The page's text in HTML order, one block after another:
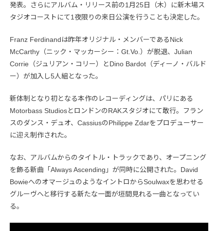
発表。さらにアルバム・リリース前の1月25日（木）に新木場ス
タジオコーストにて1夜限りの来日公演を行うことも決定した。
Franz Ferdinandは昨年オリジナル・メンバーであるNick
McCarthy（ニック・マッカーシー：Gt.Vo.）が脱退、Julian
Corrie（ジュリアン・コリー）とDino Bardot（ディーノ・バルド
ー）が加入し5人組となった。
新体制となり初となる本作のレコーディングは、パリにある
Motorbass StudiosとロンドンのRAKスタジオにて敢行。フラン
スのダンス・デュオ、CassiusのPhilippe Zdarをプロデューサー
に迎え制作された。
なお、アルバムからのタイトル・トラックであり、オープニング
を飾る新曲「Always Ascending」が同時に公開された。David
BowieへのオマージュのようなイントロからSoulwaxを思わせる
グルーヴへと移行する新たな一面が垣間見れる一曲となってい
る。